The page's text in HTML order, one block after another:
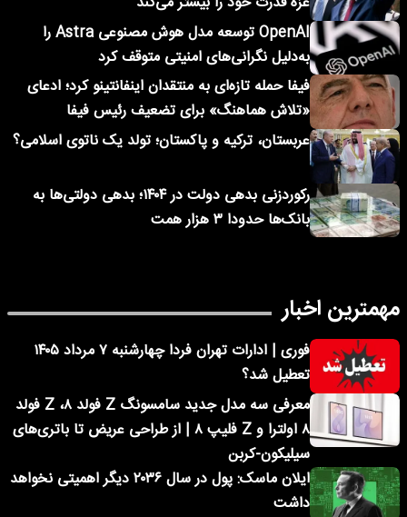
OpenAI توسعه مدل هوش مصنوعی Astra را
به‌دلیل نگرانی‌های امنیتی متوقف کرد
فیفا حمله تازه‌ای به منتقدان اینفانتینو کرد؛ ادعای
«تلاش هماهنگ» برای تضعیف رئیس فیفا
عربستان، ترکیه و پاکستان؛ تولد یک ناتوی اسلامی؟
رکوردزنی بدهی دولت در ۱۴۰۴؛ بدهی دولتی‌ها به
بانک‌ها حدودا ۳ هزار همت
مهمترین اخبار
فوری | ادارات تهران فردا چهارشنبه ۷ مرداد ۱۴۰۵
تعطیل شد؟
معرفی سه مدل جدید سامسونگ Z فولد ۸، Z فولد
۸ اولترا و Z فلیپ ۸ | از طراحی عریض تا باتری‌های
سیلیکون-کربن
ایلان ماسک: پول در سال ۲۰۳۶ دیگر اهمیتی نخواهد
داشت